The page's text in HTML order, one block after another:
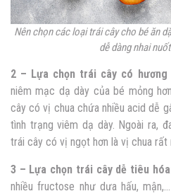
Nên chọn các loại trái cây cho bé ăn
dễ dàng nhai
2 – Lựa chọn trái cây có
niêm mạc dạ dày của bé mỏng
cây có vị chua chứa nhiều acid dễ
tình trạng viêm dạ dày. Ngoài ra,
trái cây có vị ngọt hơn là vị chua rất
3 – Lựa chọn trái cây dễ tiêu
nhiều fructose như dưa hấu,